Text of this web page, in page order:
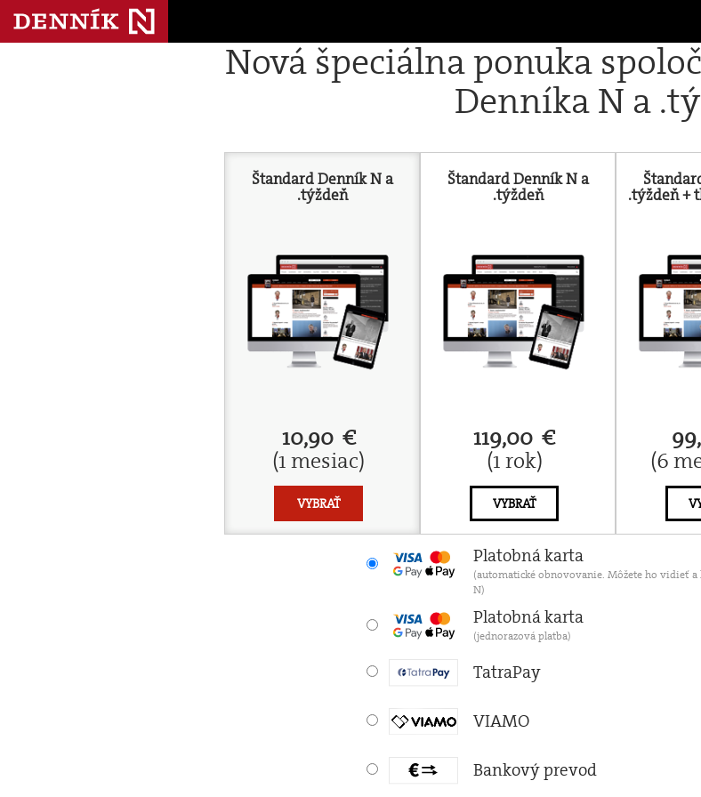
Nová špeciálna ponuka
Denníka N a
Štandard Denník N a
.týždeň
10,90 €
(1 mesiac)
VYBRAŤ
Štandard Denník N a
.týždeň
119,00 €
(1 rok)
VYBRAŤ
.týždeň +
(6
Platobná karta
(automatické obnovovanie. Môžete ho vidieť a
N)
Platobná karta
(jednorazová platba)
TatraPay
VIAMO
Bankový prevod